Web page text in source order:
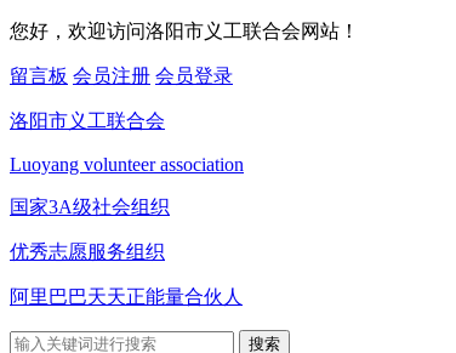
您好，欢迎访问洛阳市义工联合会网站！
留言板 会员注册 会员登录
洛阳市义工联合会
Luoyang volunteer association
国家3A级社会组织
优秀志愿服务组织
阿里巴巴天天正能量合伙人
搜索